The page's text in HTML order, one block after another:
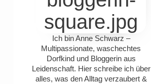
Ich bin Anne Schwarz –
Multipassionate, waschechtes
Dorfkind und Bloggerin aus
Leidenschaft. Hier schreibe ich über
alles, was den Alltag verzaubert &